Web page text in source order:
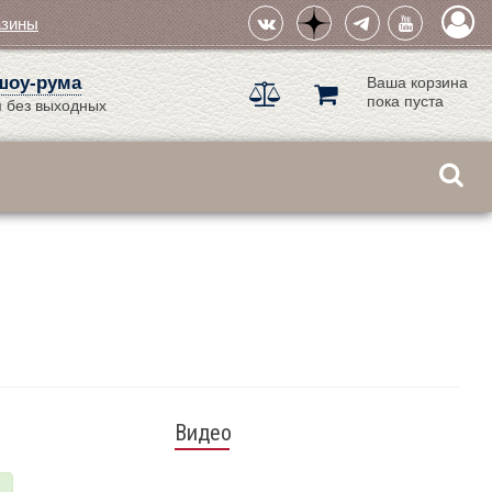
рума
без выходных
Ваша корзина
пока пуста
Видео